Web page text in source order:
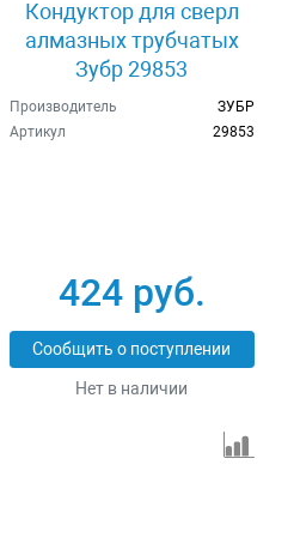
Кондуктор для сверл
алмазных трубчатых
Зубр 29853
Производитель
ЗУБР
Артикул
29853
424 руб.
Сообщить о поступлении
Нет в наличии